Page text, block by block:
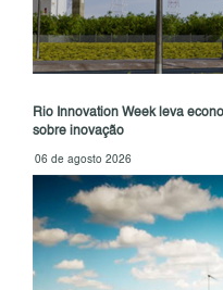
Rio Innovation Week leva
sobre inovação
06 de agosto 2026